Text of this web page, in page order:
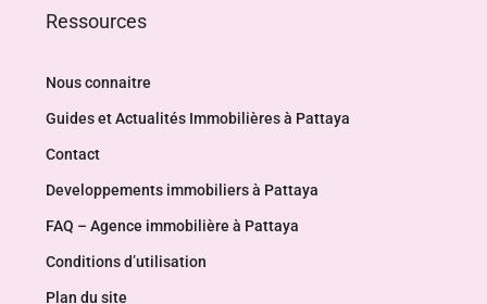
Ressources
Nous connaitre
Guides et Actualités Immobilières à Pattaya
Contact
Developpements immobiliers à Pattaya
FAQ – Agence immobilière à Pattaya
Conditions d’utilisation
Plan du site